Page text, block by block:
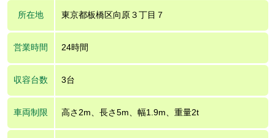
所在地 東京都板橋区向原３丁目７
営業時間 24時間
収容台数 3台
車両制限 高さ2m、長さ5m、幅1.9m、重量2t